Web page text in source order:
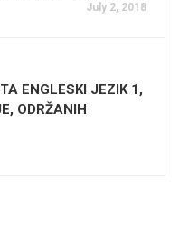
July 2, 2018
ENGLESKI JEZIK 1,
ODRŽANIH